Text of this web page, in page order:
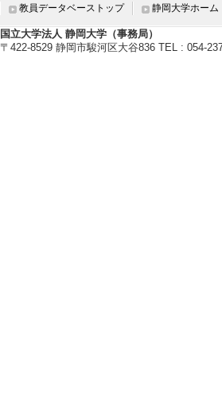
[
教員データベーストップ 静岡大学ホーム
国立大学法人 静岡大学（事務局）
〒422-8529 静岡市駿河区大谷836 TEL : 054-